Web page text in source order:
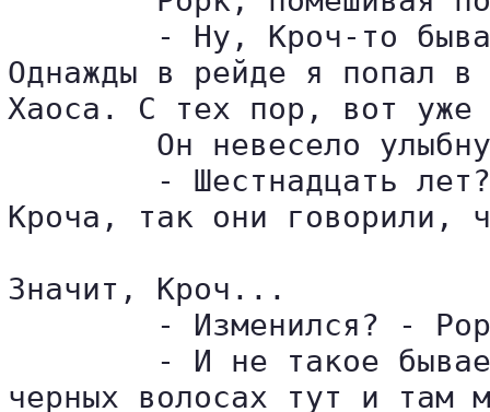
Однажды в рейде я попал
Хаоса. С тех пор, вот уже
Кроча, так они говорили,
Значит, Кроч...
черных волосах тут и там